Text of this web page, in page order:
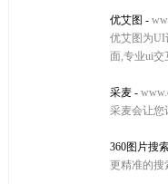
优艾图 -
优艾图为UI
面,专业ui交
采麦 -
采麦会让您
360图片搜
更精准的搜